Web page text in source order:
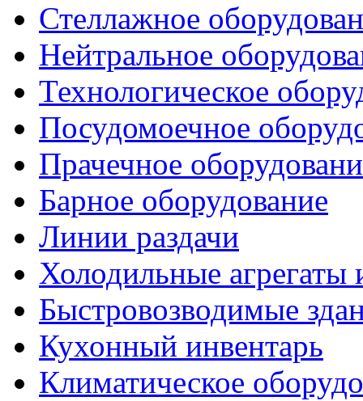
Стеллажное
Нейтральное
Технологическое
Посудомоечное
Прачечное
Барное оборудование
Линии раздачи
Холодильные агрегаты
Быстровозводимые
Кухонный инвентарь
Климатическое